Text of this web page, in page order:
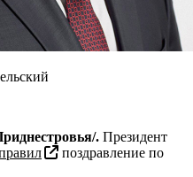
. Президент
поздравление по